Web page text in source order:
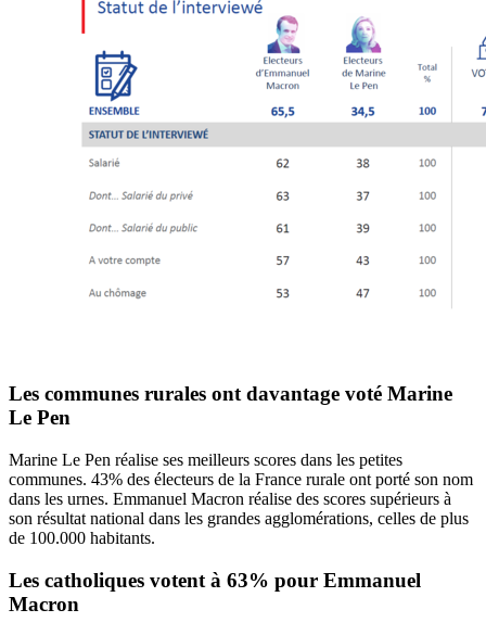
Les communes rurales ont davantage voté Marine
Le Pen
Marine Le Pen réalise ses meilleurs scores dans les petites
communes. 43% des électeurs de la France rurale ont porté son nom
dans les urnes. Emmanuel Macron réalise des scores supérieurs à
son résultat national dans les grandes agglomérations, celles de plus
de 100.000 habitants.
Les catholiques votent à 63% pour Emmanuel
Macron